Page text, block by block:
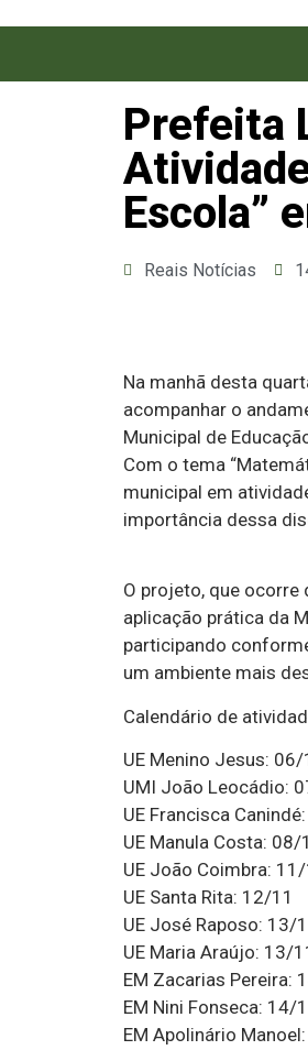
Prefeita
Escola”
Reais Notícias
Na manhã desta
acompanhar o
Municipal de
Com o tema
municipal em
importância dessa
O projeto, que ocorre
aplicação prática da
participando
um ambiente mais
Calendário de
UE Menino Jesus: 06/
UMI João Leocádio:
UE Francisca
UE Manula Costa: 08/
UE João Coimbra: 11/
UE Santa Rita: 12/11
UE José Raposo: 13/
UE Maria Araújo: 13/
EM Zacarias Pereira:
EM Nini Fonseca: 14/
EM Apolinário